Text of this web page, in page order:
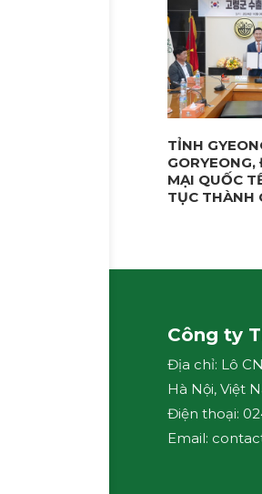
TỈNH
MẠI QUỐC
TỤC THÀNH
Công ty
Địa chỉ: Lô
Hà Nội, Việt
Điện thoại:
Email: